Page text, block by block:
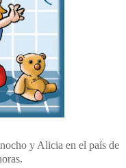
y Alicia en el país de